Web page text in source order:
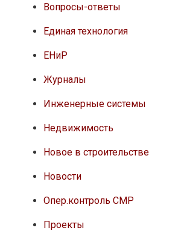
Вопросы-ответы
Единая технология
ЕНиР
Журналы
Инженерные системы
Недвижимость
Новое в строительстве
Новости
Опер.контроль СМР
Проекты